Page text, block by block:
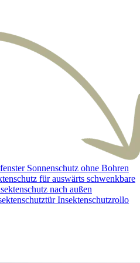
Sonnenschutz ohne Bohren
für auswärts schwenkbare
nach außen
Insektenschutzrollo